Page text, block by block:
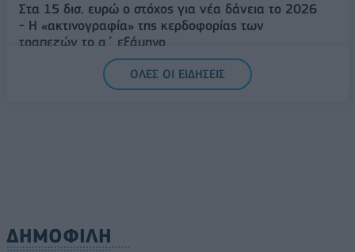
Στα 15 δισ. ευρώ ο στόχος για νέα δάνεια το 2026
- Η «ακτινογραφία» της κερδοφορίας των
τραπεζών το α΄ εξάμηνο
ΤΡΑΠΕΖΕΣ
Ισπανία – Ιταλία: Κλιμακώνεται η αντιπαράθεση για
ΟΛΕΣ ΟΙ ΕΙΔΗΣΕΙΣ
ΔΗΜΟΦΙΛΗ